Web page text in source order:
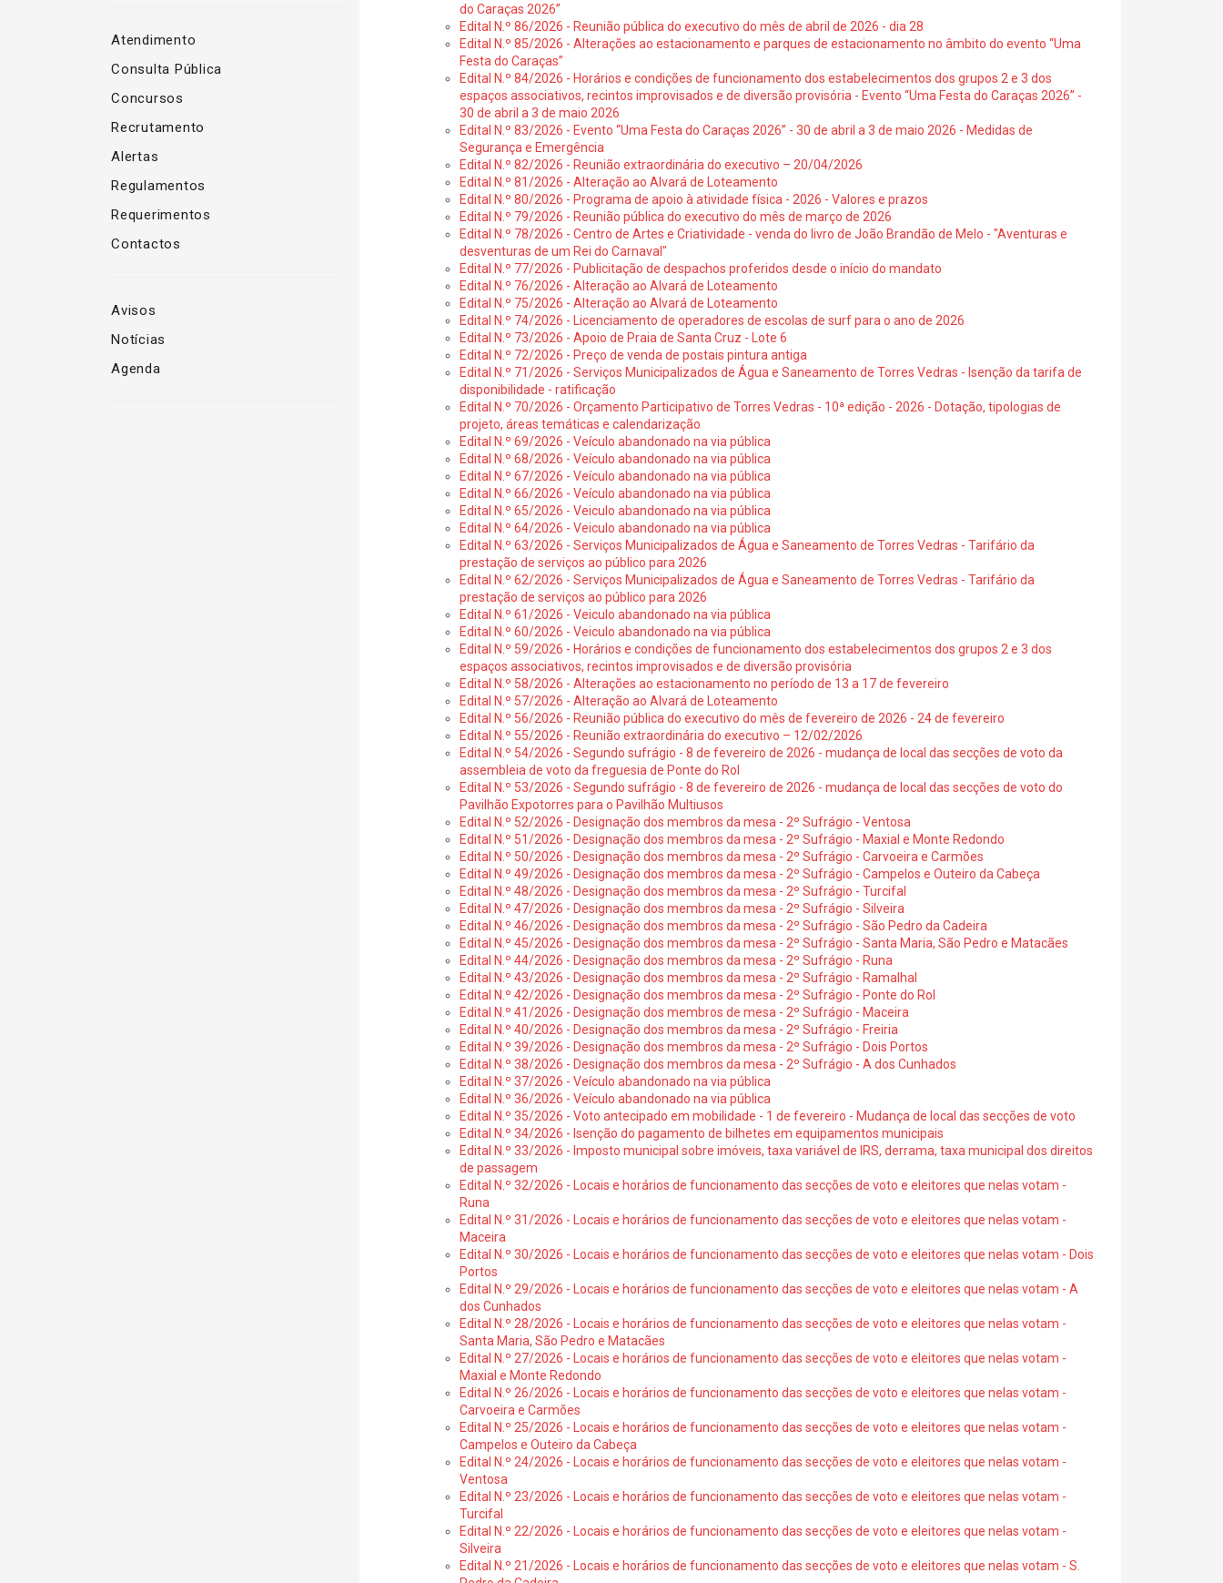
Atendimento
Consulta Pública
Concursos
Recrutamento
Alertas
Regulamentos
Requerimentos
Contactos
Avisos
Notícias
Agenda
do Caraças 2026”
Edital N.º 86/2026 - Reunião pública do executivo do mês de abril de 2026 - dia 28
Edital N.º 85/2026 - Alterações ao estacionamento e parques de estacionamento no âmbito do evento “Uma
Festa do Caraças”
Edital N.º 84/2026 - Horários e condições de funcionamento dos estabelecimentos dos grupos 2 e 3 dos
espaços associativos, recintos improvisados e de diversão provisória - Evento “Uma Festa do Caraças 2026” -
30 de abril a 3 de maio 2026
Edital N.º 83/2026 - Evento “Uma Festa do Caraças 2026” - 30 de abril a 3 de maio 2026 - Medidas de
Segurança e Emergência
Edital N.º 82/2026 - Reunião extraordinária do executivo – 20/04/2026
Edital N.º 81/2026 - Alteração ao Alvará de Loteamento
Edital N.º 80/2026 - Programa de apoio à atividade física - 2026 - Valores e prazos
Edital N.º 79/2026 - Reunião pública do executivo do mês de março de 2026
Edital N.º 78/2026 - Centro de Artes e Criatividade - venda do livro de João Brandão de Melo - "Aventuras e
desventuras de um Rei do Carnaval"
Edital N.º 77/2026 - Publicitação de despachos proferidos desde o início do mandato
Edital N.º 76/2026 - Alteração ao Alvará de Loteamento
Edital N.º 75/2026 - Alteração ao Alvará de Loteamento
Edital N.º 74/2026 - Licenciamento de operadores de escolas de surf para o ano de 2026
Edital N.º 73/2026 - Apoio de Praia de Santa Cruz - Lote 6
Edital N.º 72/2026 - Preço de venda de postais pintura antiga
Edital N.º 71/2026 - Serviços Municipalizados de Água e Saneamento de Torres Vedras - Isenção da tarifa de
disponibilidade - ratificação
Edital N.º 70/2026 - Orçamento Participativo de Torres Vedras - 10ª edição - 2026 - Dotação, tipologias de
projeto, áreas temáticas e calendarização
Edital N.º 69/2026 - Veículo abandonado na via pública
Edital N.º 68/2026 - Veículo abandonado na via pública
Edital N.º 67/2026 - Veículo abandonado na via pública
Edital N.º 66/2026 - Veículo abandonado na via pública
Edital N.º 65/2026 - Veiculo abandonado na via pública
Edital N.º 64/2026 - Veiculo abandonado na via pública
Edital N.º 63/2026 - Serviços Municipalizados de Água e Saneamento de Torres Vedras - Tarifário da
prestação de serviços ao público para 2026
Edital N.º 62/2026 - Serviços Municipalizados de Água e Saneamento de Torres Vedras - Tarifário da
prestação de serviços ao público para 2026
Edital N.º 61/2026 - Veiculo abandonado na via pública
Edital N.º 60/2026 - Veiculo abandonado na via pública
Edital N.º 59/2026 - Horários e condições de funcionamento dos estabelecimentos dos grupos 2 e 3 dos
espaços associativos, recintos improvisados e de diversão provisória
Edital N.º 58/2026 - Alterações ao estacionamento no período de 13 a 17 de fevereiro
Edital N.º 57/2026 - Alteração ao Alvará de Loteamento
Edital N.º 56/2026 - Reunião pública do executivo do mês de fevereiro de 2026 - 24 de fevereiro
Edital N.º 55/2026 - Reunião extraordinária do executivo – 12/02/2026
Edital N.º 54/2026 - Segundo sufrágio - 8 de fevereiro de 2026 - mudança de local das secções de voto da
assembleia de voto da freguesia de Ponte do Rol
Edital N.º 53/2026 - Segundo sufrágio - 8 de fevereiro de 2026 - mudança de local das secções de voto do
Pavilhão Expotorres para o Pavilhão Multiusos
Edital N.º 52/2026 - Designação dos membros da mesa - 2º Sufrágio - Ventosa
Edital N.º 51/2026 - Designação dos membros da mesa - 2º Sufrágio - Maxial e Monte Redondo
Edital N.º 50/2026 - Designação dos membros da mesa - 2º Sufrágio - Carvoeira e Carmões
Edital N.º 49/2026 - Designação dos membros da mesa - 2º Sufrágio - Campelos e Outeiro da Cabeça
Edital N.º 48/2026 - Designação dos membros da mesa - 2º Sufrágio - Turcifal
Edital N.º 47/2026 - Designação dos membros da mesa - 2º Sufrágio - Silveira
Edital N.º 46/2026 - Designação dos membros da mesa - 2º Sufrágio - São Pedro da Cadeira
Edital N.º 45/2026 - Designação dos membros da mesa - 2º Sufrágio - Santa Maria, São Pedro e Matacães
Edital N.º 44/2026 - Designação dos membros da mesa - 2º Sufrágio - Runa
Edital N.º 43/2026 - Designação dos membros da mesa - 2º Sufrágio - Ramalhal
Edital N.º 42/2026 - Designação dos membros da mesa - 2º Sufrágio - Ponte do Rol
Edital N.º 41/2026 - Designação dos membros de mesa - 2º Sufrágio - Maceira
Edital N.º 40/2026 - Designação dos membros da mesa - 2º Sufrágio - Freiria
Edital N.º 39/2026 - Designação dos membros da mesa - 2º Sufrágio - Dois Portos
Edital N.º 38/2026 - Designação dos membros da mesa - 2º Sufrágio - A dos Cunhados
Edital N.º 37/2026 - Veículo abandonado na via pública
Edital N.º 36/2026 - Veículo abandonado na via pública
Edital N.º 35/2026 - Voto antecipado em mobilidade - 1 de fevereiro - Mudança de local das secções de voto
Edital N.º 34/2026 - Isenção do pagamento de bilhetes em equipamentos municipais
Edital N.º 33/2026 - Imposto municipal sobre imóveis, taxa variável de IRS, derrama, taxa municipal dos direitos
de passagem
Edital N.º 32/2026 - Locais e horários de funcionamento das secções de voto e eleitores que nelas votam -
Runa
Edital N.º 31/2026 - Locais e horários de funcionamento das secções de voto e eleitores que nelas votam -
Maceira
Edital N.º 30/2026 - Locais e horários de funcionamento das secções de voto e eleitores que nelas votam - Dois
Portos
Edital N.º 29/2026 - Locais e horários de funcionamento das secções de voto e eleitores que nelas votam - A
dos Cunhados
Edital N.º 28/2026 - Locais e horários de funcionamento das secções de voto e eleitores que nelas votam -
Santa Maria, São Pedro e Matacães
Edital N.º 27/2026 - Locais e horários de funcionamento das secções de voto e eleitores que nelas votam -
Maxial e Monte Redondo
Edital N.º 26/2026 - Locais e horários de funcionamento das secções de voto e eleitores que nelas votam -
Carvoeira e Carmões
Edital N.º 25/2026 - Locais e horários de funcionamento das secções de voto e eleitores que nelas votam -
Campelos e Outeiro da Cabeça
Edital N.º 24/2026 - Locais e horários de funcionamento das secções de voto e eleitores que nelas votam -
Ventosa
Edital N.º 23/2026 - Locais e horários de funcionamento das secções de voto e eleitores que nelas votam -
Turcifal
Edital N.º 22/2026 - Locais e horários de funcionamento das secções de voto e eleitores que nelas votam -
Silveira
Edital N.º 21/2026 - Locais e horários de funcionamento das secções de voto e eleitores que nelas votam - S.